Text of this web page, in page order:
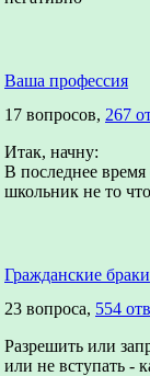
Ваша профессия
17 вопросов, 267
Итак, начну:
В последнее время
школьник не то
Гражданские браки
23 вопроса, 554
Разрешить или
или не вступать -